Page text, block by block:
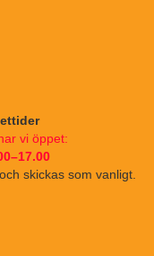
vi öppet:
skickas som vanligt.